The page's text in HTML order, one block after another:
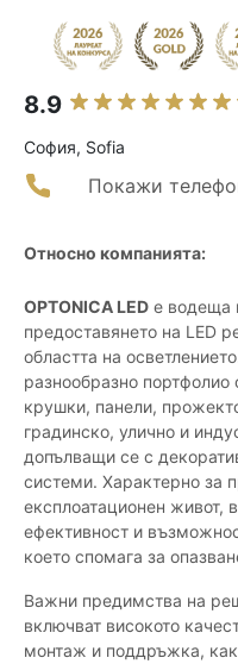
8.9
София, Sofia
Покажи
Относно компанията:
OPTONICA LED е водеща
предоставянето на LED
областта на
разнообразно
крушки, панели,
градинско, улично и
допълващи се с
системи. Характерно за
експлоатационен живот,
ефективност и
което спомага за
Важни предимства на
включват високото
монтаж и поддръжка,